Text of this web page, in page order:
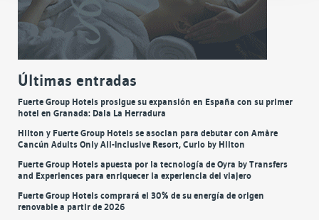
Últimas entradas
Fuerte Group Hotels prosigue su expansión en España con su primer
hotel en Granada: Daia La Herradura
Hilton y Fuerte Group Hotels se asocian para debutar con Amàre
Cancún Adults Only All-Inclusive Resort, Curio by Hilton
Fuerte Group Hotels apuesta por la tecnología de Oyra by Transfers
and Experiences para enriquecer la experiencia del viajero
Fuerte Group Hotels comprará el 30% de su energía de origen
renovable a partir de 2026